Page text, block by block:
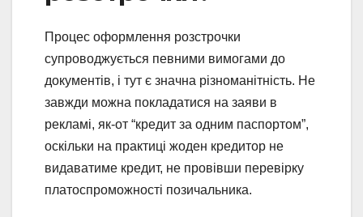
Процес оформлення розстрочки
супроводжується певними вимогами до
документів, і тут є значна різноманітність. Не
завжди можна покладатися на заяви в
рекламі, як-от “кредит за одним паспортом”,
оскільки на практиці жоден кредитор не
видаватиме кредит, не провівши перевірку
платоспроможності позичальника.